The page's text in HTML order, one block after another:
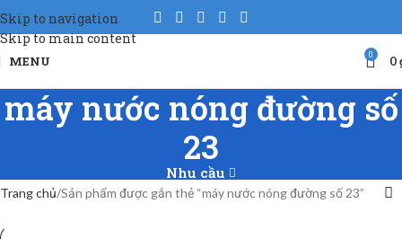
Skip to navigation
Skip to main content
MENU 0 0
máy nước nóng đường số
23
Nhu cầu
Trang chủ Sản phẩm được gắn thẻ “máy nước nóng đường số 23”